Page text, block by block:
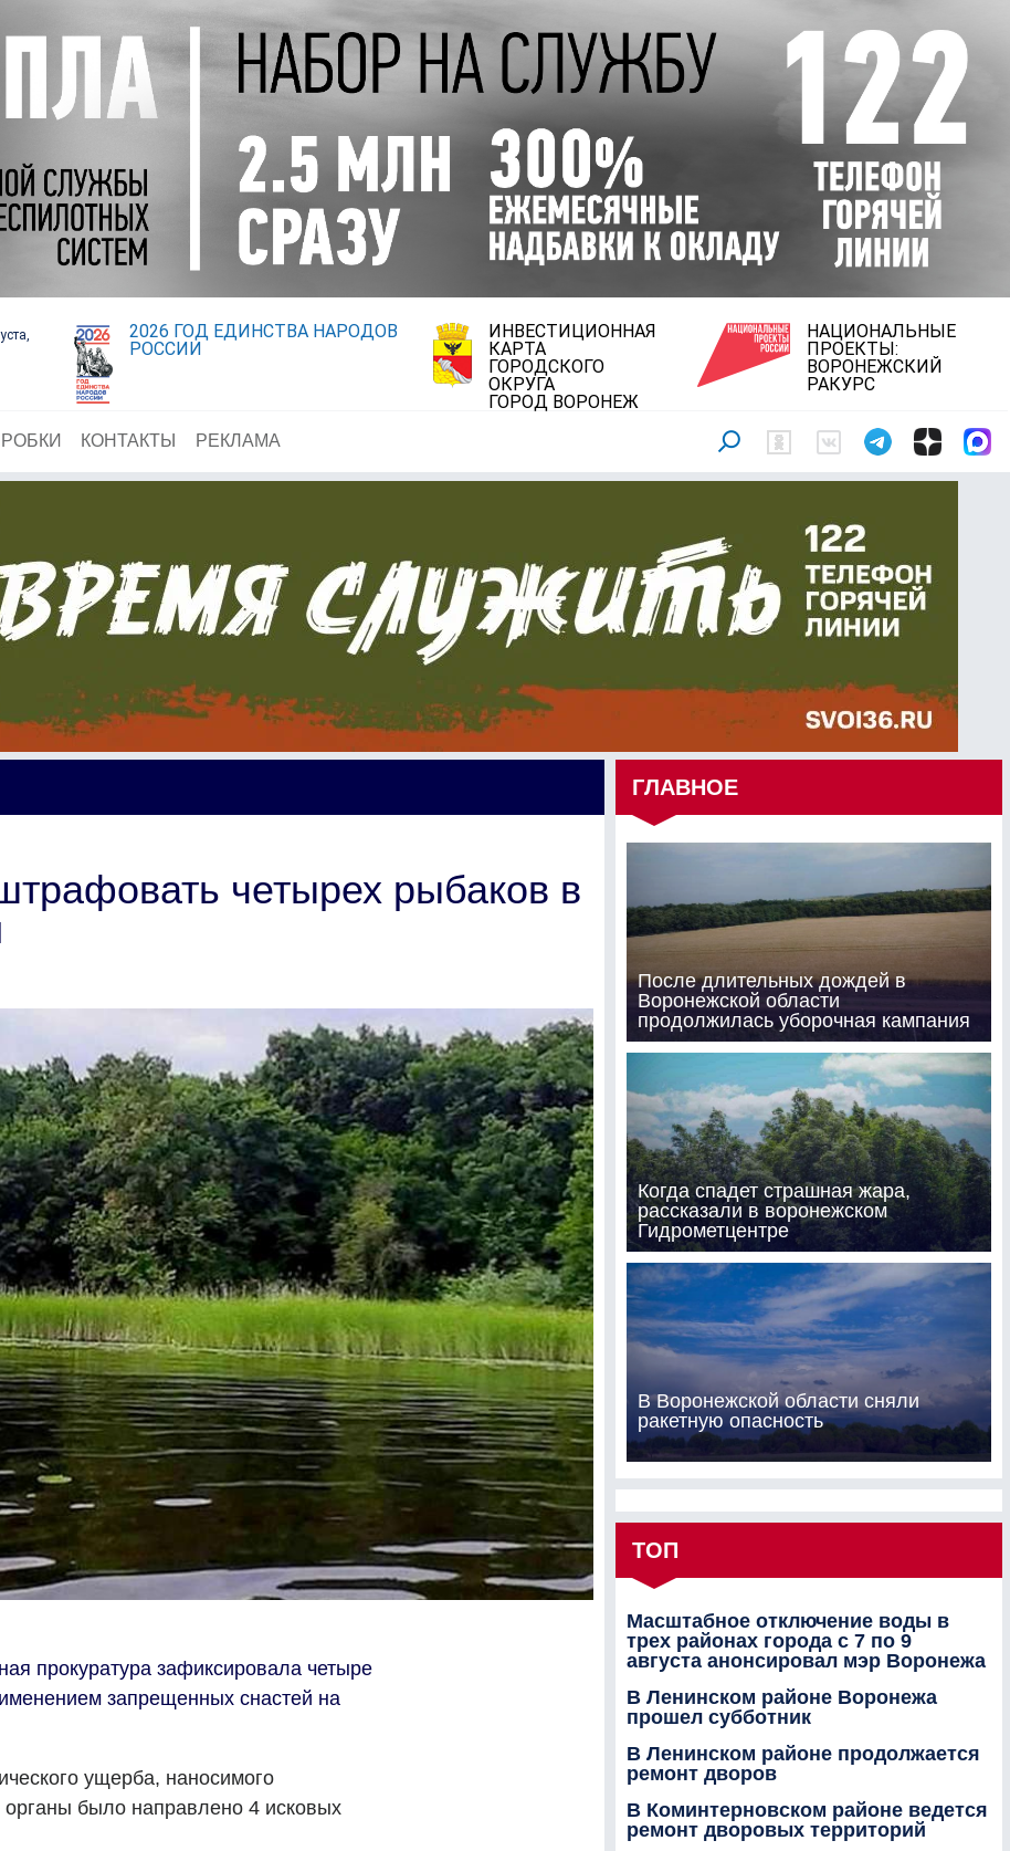
2026 ГОД ЕДИНСТВА НАРОДОВ
РОССИИ
ИНВЕСТИЦИОННАЯ
КАРТА
ГОРОДСКОГО
ОКРУГА
ГОРОД ВОРОНЕЖ
НАЦИОНАЛЬНЫЕ
ПРОЕКТЫ:
ВОРОНЕЖСКИЙ
РАКУРС
КОНТАКТЫ РЕКЛАМА
четырех рыбаков в
прокуратура зафиксировала четыре
запрещенных снастей на
ущерба, наносимого
органы было направлено 4 исковых
ГЛАВНОЕ
После длительных дождей в
Воронежской области
продолжилась уборочная кампания
Когда спадет страшная жара,
рассказали в воронежском
Гидрометцентре
В Воронежской области сняли
ракетную опасность
ТОП
Масштабное отключение воды в
трех районах города с 7 по 9
августа анонсировал мэр Воронежа
В Ленинском районе Воронежа
прошел субботник
В Ленинском районе продолжается
ремонт дворов
В Коминтерновском районе ведется
ремонт дворовых территорий